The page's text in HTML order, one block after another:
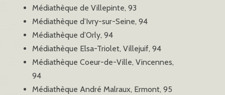
Médiathèque de Villepinte, 93
Médiathèque d’Ivry-sur-Seine, 94
Médiathèque d’Orly, 94
Médiathèque Elsa-Triolet, Villejuif, 94
Médiathèque Coeur-de-Ville, Vincennes,
94
Médiathèque André Malraux, Ermont, 95